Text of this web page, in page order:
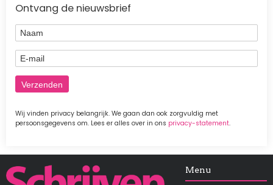
Ontvang de nieuwsbrief
Naam
E-mail
Wij vinden privacy belangrijk. We gaan dan ook zorgvuldig met
persoonsgegevens om. Lees er alles over in ons privacy-statement.
Afbeelding Menu